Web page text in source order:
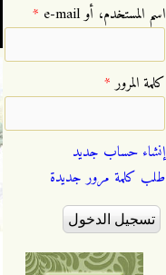
‏اسم المستخدم، أو e-mail ‏ *
‏كلمة المرور ‏*
إنشاء حساب جديد
طلب كلمة مرور جديدة